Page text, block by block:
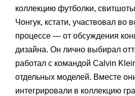
коллекцию футболки, свитшоты
Чонгук, кстати, участвовал во
процессе — от обсуждения
дизайна. Он лично выбирал
работал с командой Calvin
отдельных моделей. Вместе
интегрировали в коллекцию